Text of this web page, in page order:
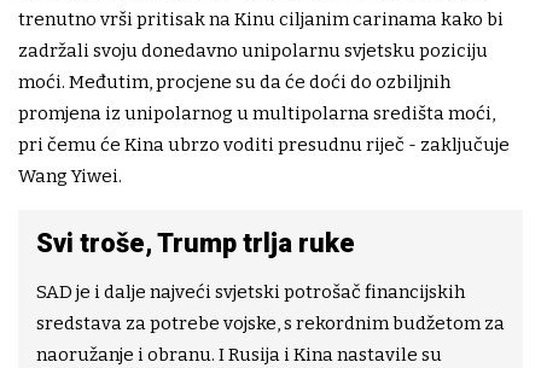
trenutno vrši pritisak na Kinu ciljanim carinama kako bi
zadržali svoju donedavno unipolarnu svjetsku poziciju
moći. Međutim, procjene su da će doći do ozbiljnih
promjena iz unipolarnog u multipolarna središta moći,
pri čemu će Kina ubrzo voditi presudnu riječ - zaključuje
Wang Yiwei.
Svi troše, Trump trlja ruke
SAD je i dalje najveći svjetski potrošač financijskih
sredstava za potrebe vojske, s rekordnim budžetom za
naoružanje i obranu. I Rusija i Kina nastavile su